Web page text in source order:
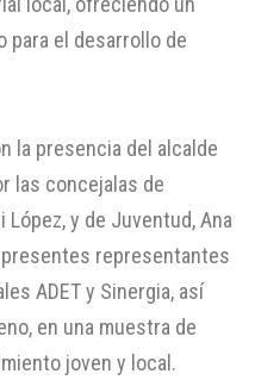
para el desarrollo de
la presencia del alcalde
las concejalas de
López, y de Juventud, Ana
presentes representantes
ADET y Sinergia, así
en una muestra de
joven y local.